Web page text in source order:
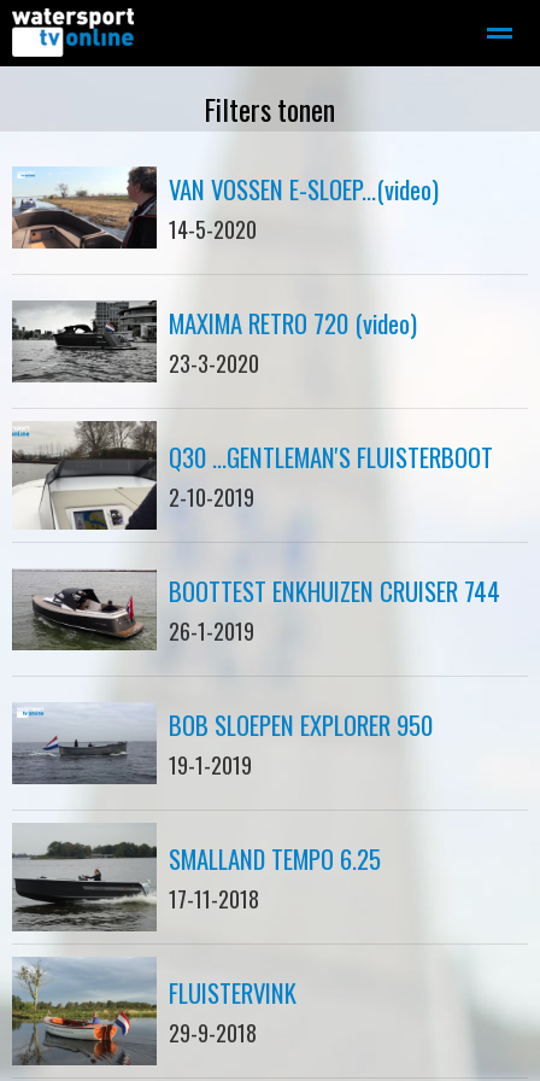
Motorboot-sloep Adverteren
Home Contact Bellen Zoeken
Filters tonen
VAN VOSSEN E-SLOEP...(video)
14-5-2020
MAXIMA RETRO 720 (video)
23-3-2020
Q30 ...GENTLEMAN'S FLUISTERBOOT
2-10-2019
BOOTTEST ENKHUIZEN CRUISER 744
26-1-2019
BOB SLOEPEN EXPLORER 950
19-1-2019
SMALLAND TEMPO 6.25
17-11-2018
FLUISTERVINK
29-9-2018